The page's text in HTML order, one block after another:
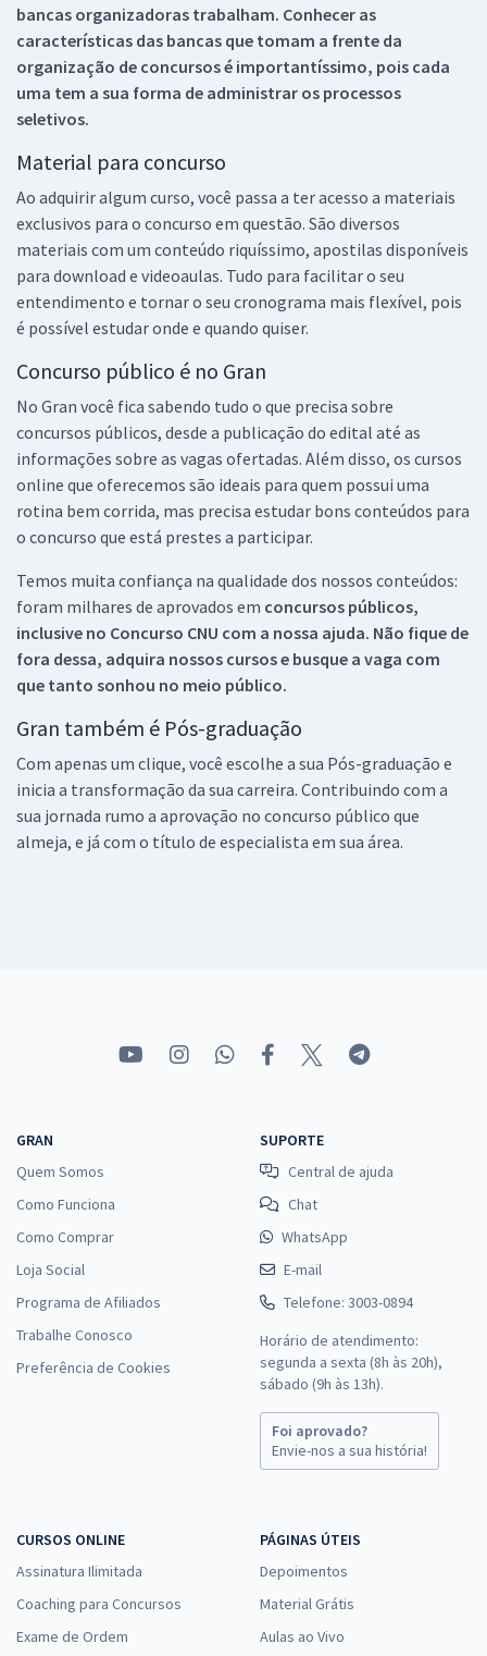
bancas organizadoras trabalham. Conhecer as
características das bancas que tomam a frente da
organização de concursos é importantíssimo, pois cada
uma tem a sua forma de administrar os processos
seletivos.
Material para concurso
Ao adquirir algum curso, você passa a ter acesso a materiais
exclusivos para o concurso em questão. São diversos
materiais com um conteúdo riquíssimo, apostilas disponíveis
para download e videoaulas. Tudo para facilitar o seu
entendimento e tornar o seu cronograma mais flexível, pois
é possível estudar onde e quando quiser.
Concurso público é no Gran
No Gran você fica sabendo tudo o que precisa sobre
concursos públicos, desde a publicação do edital até as
informações sobre as vagas ofertadas. Além disso, os cursos
online que oferecemos são ideais para quem possui uma
rotina bem corrida, mas precisa estudar bons conteúdos para
o concurso que está prestes a participar.
Temos muita confiança na qualidade dos nossos conteúdos:
foram milhares de aprovados em concursos públicos,
inclusive no Concurso CNU com a nossa ajuda. Não fique de
fora dessa, adquira nossos cursos e busque a vaga com
que tanto sonhou no meio público.
Gran também é Pós-graduação
Com apenas um clique, você escolhe a sua Pós-graduação e
inicia a transformação da sua carreira. Contribuindo com a
sua jornada rumo a aprovação no concurso público que
almeja, e já com o título de especialista em sua área.
GRAN
Quem Somos
Como Funciona
Como Comprar
Loja Social
Programa de Afiliados
Trabalhe Conosco
Preferência de Cookies
SUPORTE
Central de ajuda
Chat
WhatsApp
E-mail
Telefone: 3003-0894
Horário de atendimento:
segunda a sexta (8h às 20h),
sábado (9h às 13h).
Foi aprovado?
Envie-nos a sua história!
CURSOS ONLINE
Assinatura Ilimitada
Coaching para Concursos
Exame de Ordem
PÁGINAS ÚTEIS
Depoimentos
Material Grátis
Aulas ao Vivo